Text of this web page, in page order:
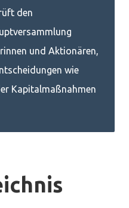
den
und Aktionären,
wie
Kapitalmaßnahmen